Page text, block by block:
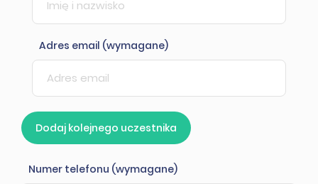
Adres email (wymagane)
Dodaj kolejnego uczestnika
Numer telefonu (wymagane)